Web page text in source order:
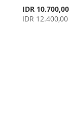
S
p
e
IDR 10.700,00
IDR 12.400,00